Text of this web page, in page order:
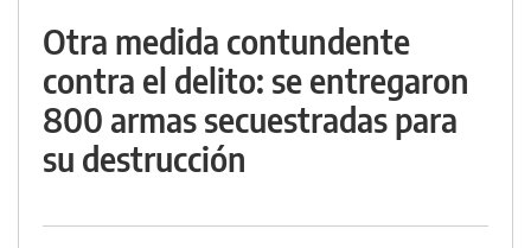
Otra medida contundente
contra el delito: se entregaron
800 armas secuestradas para
su destrucción